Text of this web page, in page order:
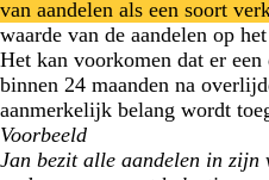
van aandelen als een soort
waarde van de aandelen op
Het kan voorkomen dat er
binnen 24 maanden na
aanmerkelijk belang wordt
Voorbeeld
Jan bezit alle aandelen in zijn